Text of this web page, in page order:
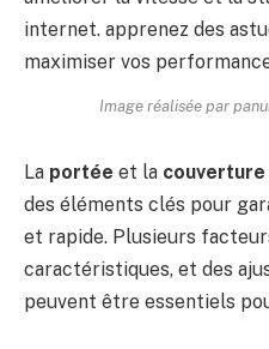
Image réalisée par
La portée et la couverture
des éléments clés pour
et rapide. Plusieurs
caractéristiques, et des
peuvent être essentiels